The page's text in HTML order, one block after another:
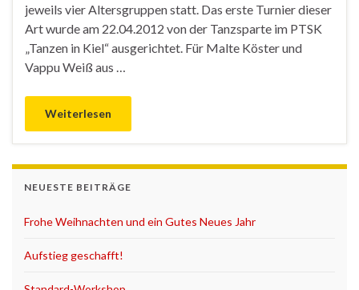
jeweils vier Altersgruppen statt. Das erste Turnier dieser
Art wurde am 22.04.2012 von der Tanzsparte im PTSK
„Tanzen in Kiel“ ausgerichtet. Für Malte Köster und
Vappu Weiß aus …
Weiterlesen
NEUESTE BEITRÄGE
Frohe Weihnachten und ein Gutes Neues Jahr
Aufstieg geschafft!